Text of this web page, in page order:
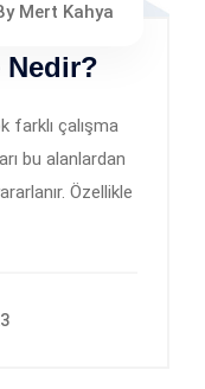
Mert Kahya
Nedir?
farklı çalışma
bu alanlardan
Özellikle